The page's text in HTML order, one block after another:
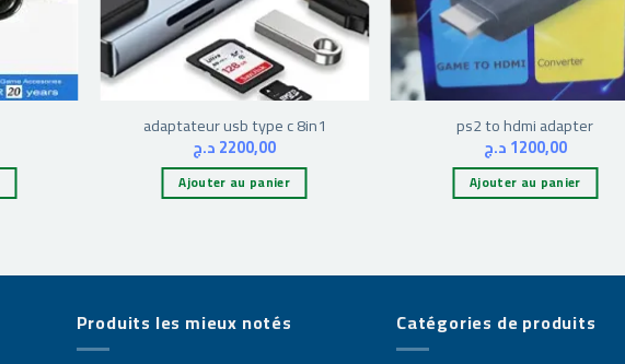
adaptateur usb type c 8in1
2200,00د.ج
Ajouter au panier
ps2 to hdmi adapter
1200,00د.ج
Ajouter au panier
Produits les mieux notés Catégories de produits